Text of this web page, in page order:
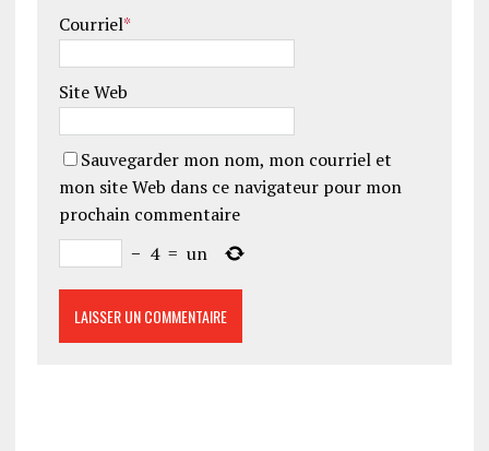
Courriel*
Site Web
Sauvegarder mon nom, mon courriel et
mon site Web dans ce navigateur pour mon
prochain commentaire
− 4 = un